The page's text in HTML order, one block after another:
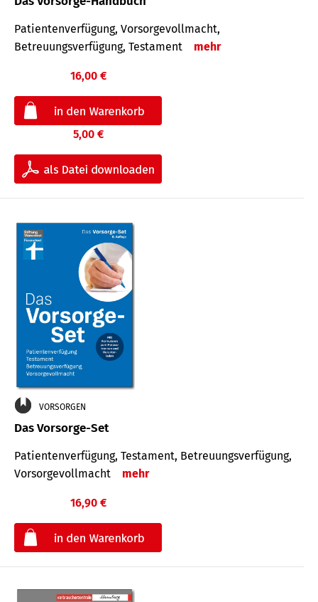
Patientenverfügung, Vorsorgevollmacht,
Betreuungsverfügung, Testament
mehr
16,00 €
5,00 €
VORSORGEN
Das Vorsorge-Set
Patienten­ver­fügung, Testa­ment, Be­treuungs­verfü­gung,
Vor­sorge­voll­macht
mehr
16,90 €